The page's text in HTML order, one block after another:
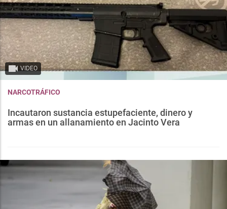
VIDEO
NARCOTRÁFICO
Incautaron sustancia estupefaciente, dinero y
armas en un allanamiento en Jacinto Vera